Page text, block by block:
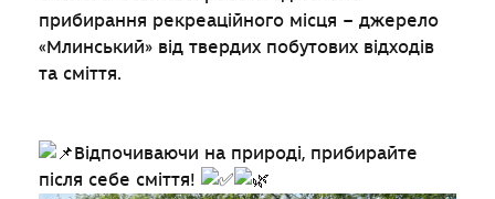
прибирання рекреаційного місця – джерело
«Млинський» від твердих побутових відходів
та сміття.
Відпочиваючи на природі, прибирайте
після себе сміття!